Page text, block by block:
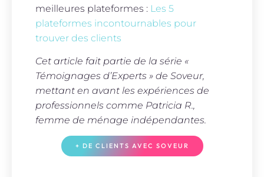
meilleures plateformes : Les 5
plateformes incontournables pour
trouver des clients
Cet article fait partie de la série «
Témoignages d’Experts » de Soveur,
mettant en avant les expériences de
professionnels comme Patricia R.,
femme de ménage indépendantes.
+ DE CLIENTS AVEC SOVEUR